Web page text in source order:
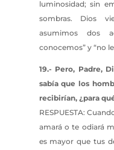
luminosidad; sin
sombras. Dios
asumimos dos
conocemos” y “no
19.- Pero, Padre,
sabía que los
recibirían, ¿para
RESPUESTA:
amará o te odiará
es mayor que tus